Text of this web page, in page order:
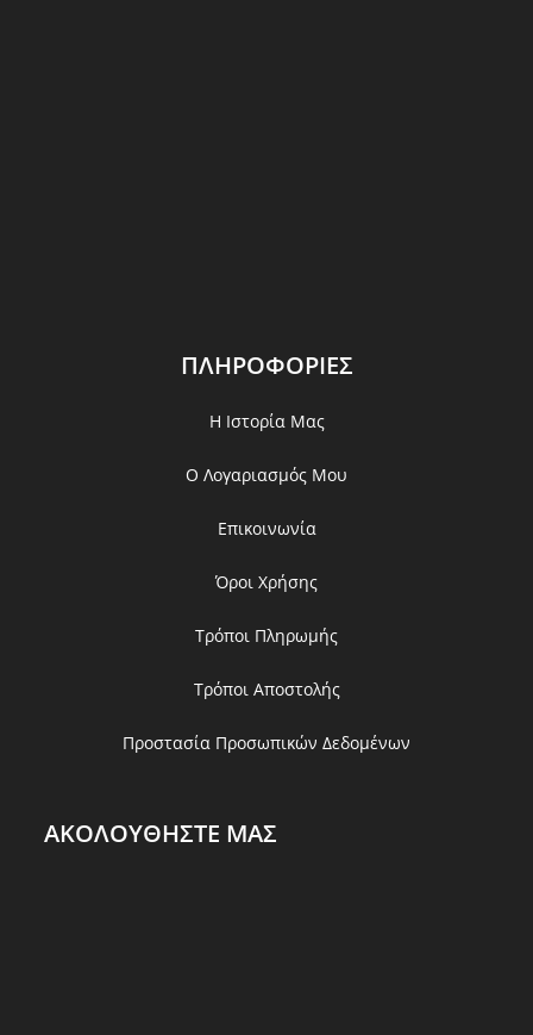
ΠΛΗΡΟΦΟΡΙΕΣ
Η Ιστορία Μας
Ο Λογαριασμός Μου
Επικοινωνία
Όροι Χρήσης
Τρόποι Πληρωμής
Τρόποι Αποστολής
Προστασία Προσωπικών Δεδομένων
ΑΚΟΛΟΥΘΗΣΤΕ ΜΑΣ